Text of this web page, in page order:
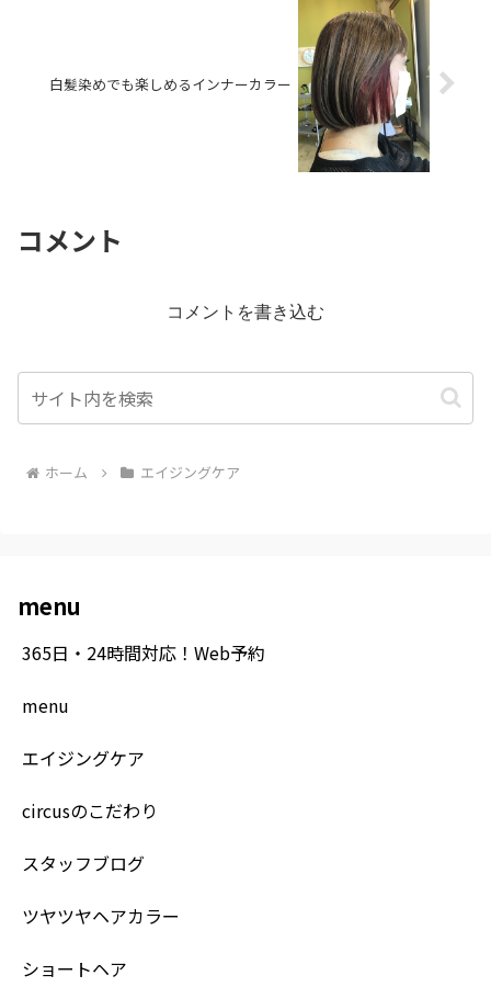
白髪染めでも楽しめるインナーカラー
コメント
コメントを書き込む
ホーム エイジングケア
menu
365日・24時間対応！Web予約
menu
エイジングケア
circusのこだわり
スタッフブログ
ツヤツヤヘアカラー
ショートヘア